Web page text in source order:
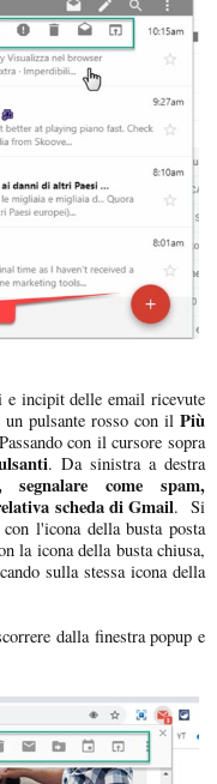
e incipit delle email ricevute
pulsante rosso con il Più
con il cursore sopra
. Da sinistra a destra
segnalare come spam,
scheda di Gmail. Si
l'icona della busta posta
la icona della busta chiusa,
sulla stessa icona della
dalla finestra popup e